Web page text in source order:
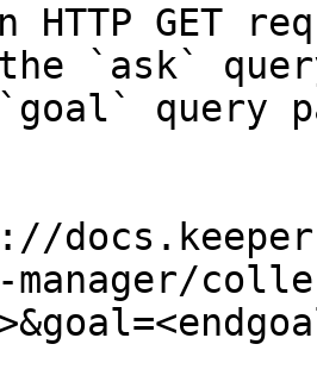
HTTP GET
`ask`
query